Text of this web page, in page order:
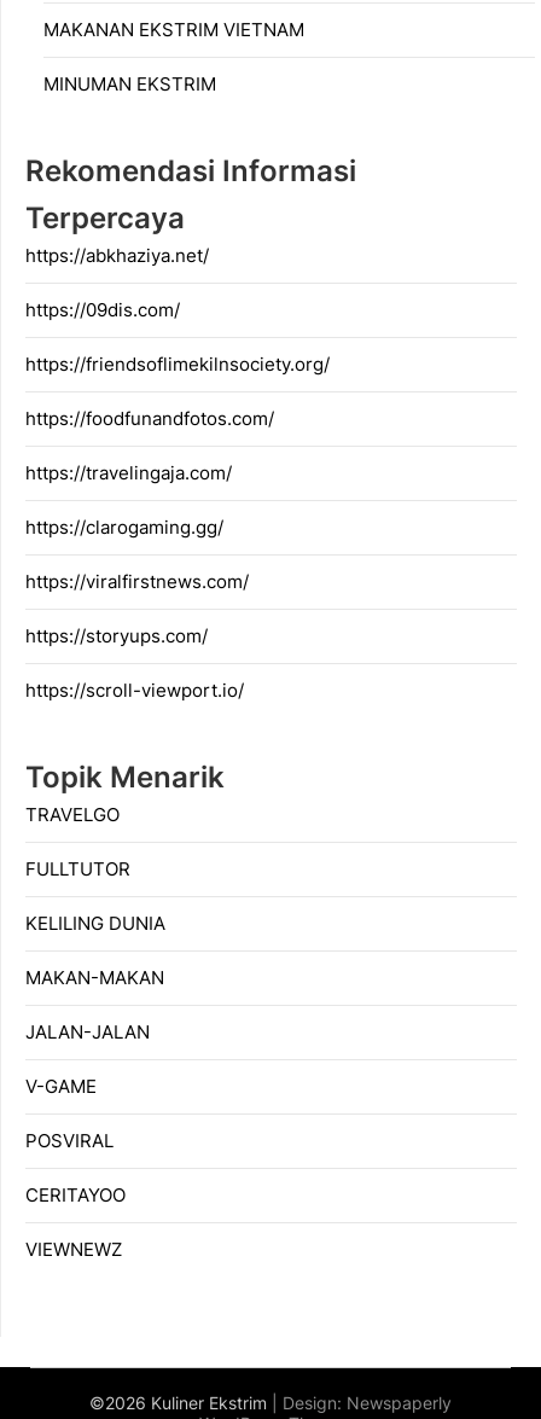
MAKANAN EKSTRIM VIETNAM
MINUMAN EKSTRIM
Rekomendasi Informasi
Terpercaya
https://abkhaziya.net/
https://09dis.com/
https://friendsoflimekilnsociety.org/
https://foodfunandfotos.com/
https://travelingaja.com/
https://clarogaming.gg/
https://viralfirstnews.com/
https://storyups.com/
https://scroll-viewport.io/
Topik Menarik
TRAVELGO
FULLTUTOR
KELILING DUNIA
MAKAN-MAKAN
JALAN-JALAN
V-GAME
POSVIRAL
CERITAYOO
VIEWNEWZ
©2026 Kuliner Ekstrim | Design: Newspaperly